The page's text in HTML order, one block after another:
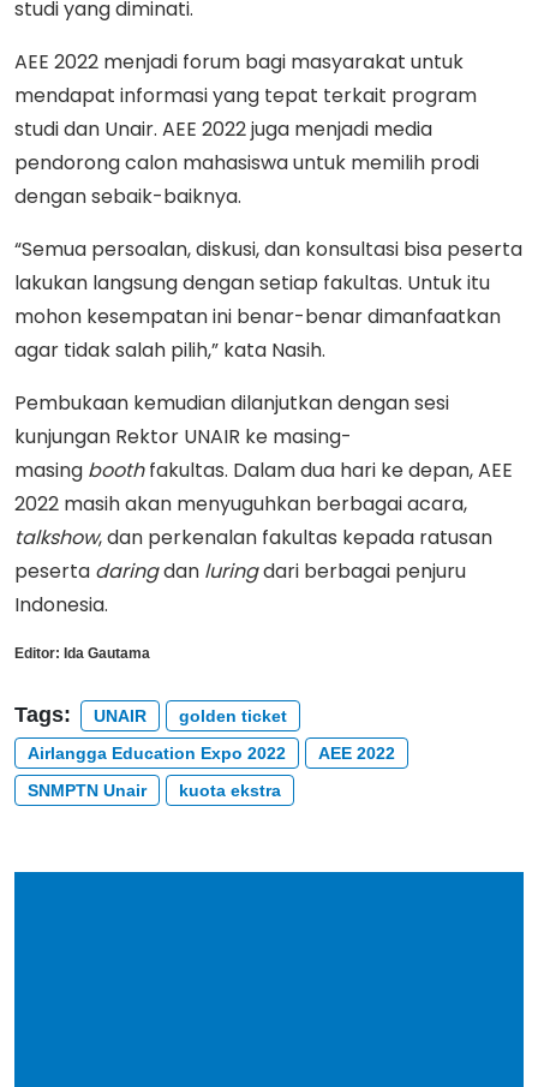
studi yang diminati.
AEE 2022 menjadi forum bagi masyarakat untuk
mendapat informasi yang tepat terkait program
studi dan Unair. AEE 2022 juga menjadi media
pendorong calon mahasiswa untuk memilih prodi
dengan sebaik-baiknya.
“Semua persoalan, diskusi, dan konsultasi bisa peserta
lakukan langsung dengan setiap fakultas. Untuk itu
mohon kesempatan ini benar-benar dimanfaatkan
agar tidak salah pilih,” kata Nasih.
Pembukaan kemudian dilanjutkan dengan sesi
kunjungan Rektor UNAIR ke masing-
masing boothfakultas. Dalam dua hari ke depan, AEE
2022 masih akan menyuguhkan berbagai acara,
talkshow, dan perkenalan fakultas kepada ratusan
peserta daringdan luringdari berbagai penjuru
Indonesia.
Editor: Ida Gautama
Tags: UNAIR
golden ticket
Airlangga Education Expo 2022
AEE 2022
SNMPTN Unair
kuota ekstra